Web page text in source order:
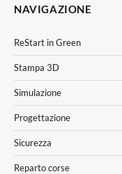
NAVIGAZIONE
ReStart in Green
Stampa 3D
Simulazione
Progettazione
Sicurezza
Reparto corse